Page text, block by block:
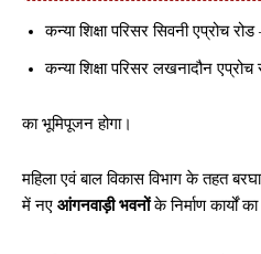
कन्या शिक्षा परिसर सिवनी एप्रोच रोड
कन्या शिक्षा परिसर लखनादौन एप्रोच
का भूमिपूजन होगा।
महिला एवं बाल विकास विभाग के तहत
में नए आंगनवाड़ी भवनोंके निर्माण कार्यों